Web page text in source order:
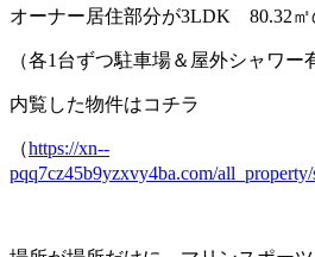
オーナー居住部分が3LDK 80.32㎡
（各1台ずつ駐車場＆屋外シャワー
内覧した物件はコチラ
（https://xn--
pqq7cz45b9yzxvy4ba.com/